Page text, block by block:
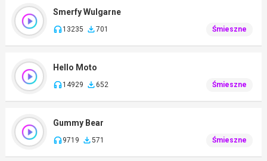
Smerfy Wulgarne
13235 701 Śmieszne
Hello Moto
14929 652 Śmieszne
Gummy Bear
9719 571 Śmieszne